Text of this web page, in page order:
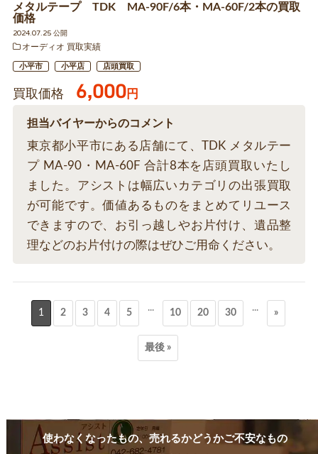
メタルテープ TDK MA-90F/6本・MA-60F/2本の買取
価格
2024.07.25 公開
オーディオ 買取実績
小平市 小平店 店頭買取
買取価格 6,000円
担当バイヤーからのコメント
東京都小平市にある店舗にて、TDK メタルテー
プ MA-90・MA-60F 合計8本を店頭買取いたし
ました。アシストは幅広いカテゴリの出張買取
が可能です。価値あるものをまとめてリユース
できますので、お引っ越しやお片付け、遺品整
理などのお片付けの際はぜひご用命ください。
1 2 3 4 5 ... 10 20 30 ... »
最後 »
使わなくなったもの、売れるかどうかご不安なもの